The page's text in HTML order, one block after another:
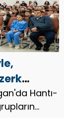
Hantı-